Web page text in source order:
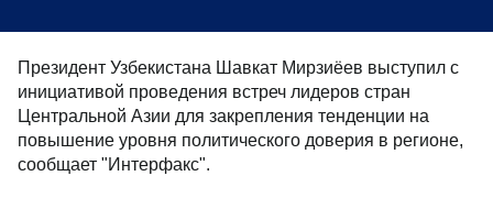
Президент Узбекистана Шавкат Мирзиёев выступил с
инициативой проведения встреч лидеров стран
Центральной Азии для закрепления тенденции на
повышение уровня политического доверия в регионе,
сообщает "Интерфакс".